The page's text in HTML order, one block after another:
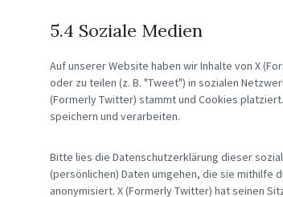
5.4 Soziale Medien
Auf unserer Website haben wir Inhalte von X
oder zu teilen (z. B. "Tweet") in sozialen
(Formerly Twitter) stammt und Cookies
speichern und verarbeiten.
Bitte lies die Datenschutzerklärung dieser
(persönlichen) Daten umgehen, die sie mithilfe
anonymisiert. X (Formerly Twitter) hat seinen